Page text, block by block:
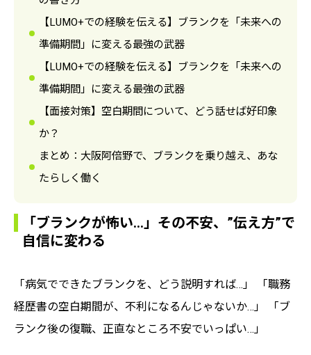
【LUMO+での経験を伝える】ブランクを「未来への
準備期間」に変える最強の武器
【LUMO+での経験を伝える】ブランクを「未来への
準備期間」に変える最強の武器
【面接対策】空白期間について、どう話せば好印象
か？
まとめ：大阪阿倍野で、ブランクを乗り越え、あな
たらしく働く
「ブランクが怖い…」その不安、”伝え方”で
自信に変わる
「病気でできたブランクを、どう説明すれば…」 「職務
経歴書の空白期間が、不利になるんじゃないか…」 「ブ
ランク後の復職、正直なところ不安でいっぱい…」